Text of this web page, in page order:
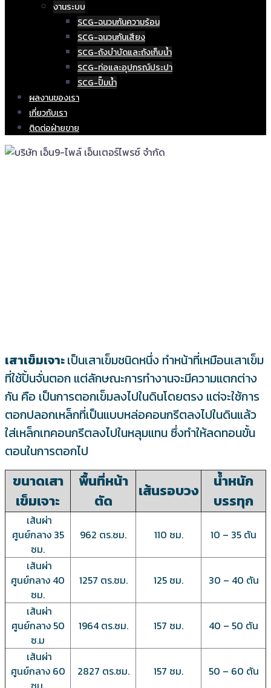
งานระบบ
SCG-ฉนวนกันความร้อน
SCG-ฉนวนกันเสียง
SCG-ถังบำบัดและถังเก็บน้ำ
SCG-ท่อและอุปกรณ์ประปา
SCG-ปั๊มน้ำ
ผลงานของเรา
เกี่ยวกับเรา
ติดต่อฝ่ายขาย
เสาเข็มเจาะเป็นเสาเข็มชนิดหนึ่ง ทำหน้าที่เหมือนเสาเข็ม
ที่ใช้ปั้นจั่นตอก แต่ลักษณะการทำงานจะมีความแตกต่าง
กัน คือ เป็นการตอกเข็มลงไปในดินโดยตรง แต่จะใช้การ
ตอกปลอกเหล็กที่เป็นแบบหล่อคอนกรีตลงไปในดินแล้ว
ใส่เหล็กเทคอนกรีตลงไปในหลุมแทน ซึ่งทำให้ลดทอนขั้น
ตอนในการตอกไป
ขนาดเสา
เข็มเจาะ
พื้นที่หน้า
ตัด
เส้นรอบวง
น้ำหนัก
บรรทุก
เส้นผ่า
ศูนย์กลาง 35
ซม.
962 ตร.ซม. 110 ซม. 10 – 35 ตัน
เส้นผ่า
ศูนย์กลาง 40
ซม.
1257 ตร.ซม. 125 ซม. 30 – 40 ตัน
เส้นผ่า
ศูนย์กลาง 50
ซ.ม
1964 ตร.ซม. 157 ซม. 40 – 50 ตัน
เส้นผ่า
ศูนย์กลาง 60
2827 ตร.ซม. 157 ซม. 50 – 60 ตัน